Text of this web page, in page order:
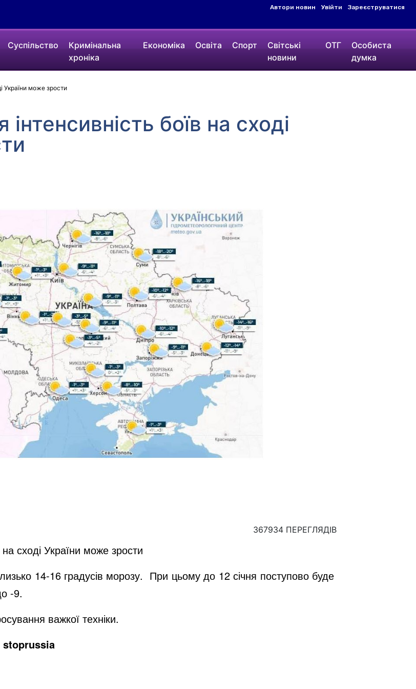
Автори новин Увійти Зареєструватися
Суспільство
Кримінальна
хроніка
Економіка Освіта Спорт
Світські
новини
ОТГ
Особиста
думка
України може зрости
боїв на сході
367934 ПЕРЕГЛЯДІВ
сході України може зрости
14-16 градусів морозу. При цьому до 12 січня поступово буде
-9.
важкої техніки.
stoprussia